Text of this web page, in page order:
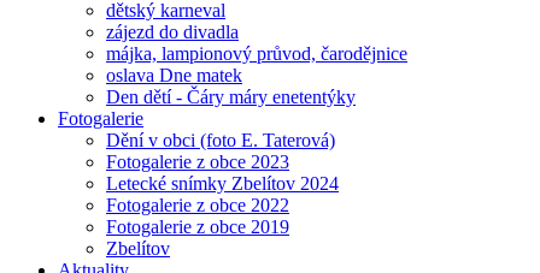
dětský karneval
zájezd do divadla
májka, lampionový průvod, čarodějnice
oslava Dne matek
Den dětí - Čáry máry enetentýky
Fotogalerie
Dění v obci (foto E. Taterová)
Fotogalerie z obce 2023
Letecké snímky Zbelítov 2024
Fotogalerie z obce 2022
Fotogalerie z obce 2019
Zbelítov